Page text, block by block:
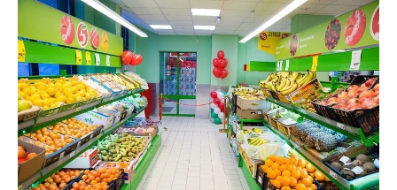
ХОККЕЙ С МЯЧОМ
ПРОИСШЕСТВИЯ